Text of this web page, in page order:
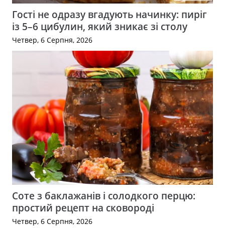
Гості не одразу вгадують начинку: пиріг
із 5–6 цибулин, який зникає зі столу
Четвер, 6 Серпня, 2026
Соте з баклажанів і солодкого перцю:
простий рецепт на сковороді
Четвер, 6 Серпня, 2026